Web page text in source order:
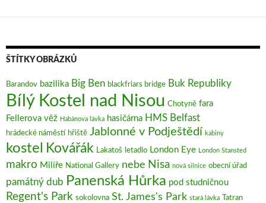
ŠTÍTKY OBRÁZKŮ
Barandov bazilika Big Ben blackfriars bridge Buk Republiky
Bílý Kostel nad Nisou Chotyně fara
Fellerova věž Habánova lávka hasičárna HMS Belfast
hrádecké náměstí hřiště Jablonné v Podještědí kabiny
kostel Kovářák Lakatoš letadlo London Eye London Stansted
makro Milíře National Gallery nebe Nisa nová silnice obecní úřad
památný dub Panenská Hůrka pod studničnou
Regent's Park sokolovna St. James's Park stará lávka Tatran